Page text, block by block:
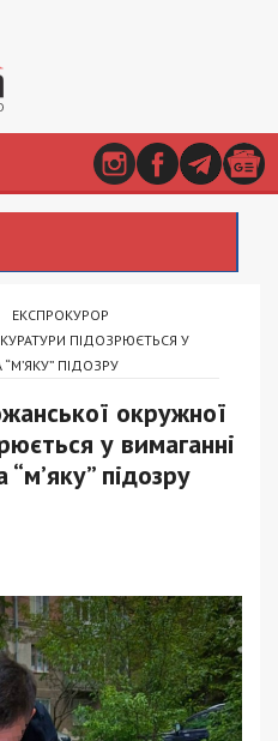
ЕКСПРОКУРОР
ПІДОЗРЮЄТЬСЯ У
ПІДОЗРУ
окружної
у вимаганні
підозру